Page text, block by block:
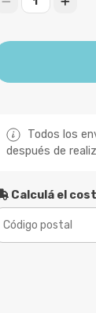
Todos los
después de
Calculá el